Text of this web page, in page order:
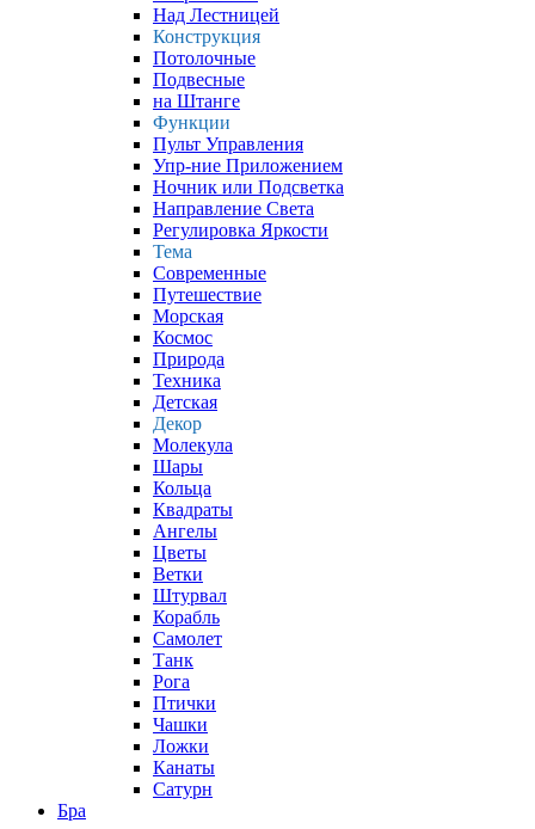
Над Лестницей
Конструкция
Потолочные
Подвесные
на Штанге
Функции
Пульт Управления
Упр-ние Приложением
Ночник или Подсветка
Направление Света
Регулировка Яркости
Тема
Современные
Путешествие
Морская
Космос
Природа
Техника
Детская
Декор
Молекула
Шары
Кольца
Квадраты
Ангелы
Цветы
Ветки
Штурвал
Корабль
Самолет
Танк
Рога
Птички
Чашки
Ложки
Канаты
Сатурн
Бра